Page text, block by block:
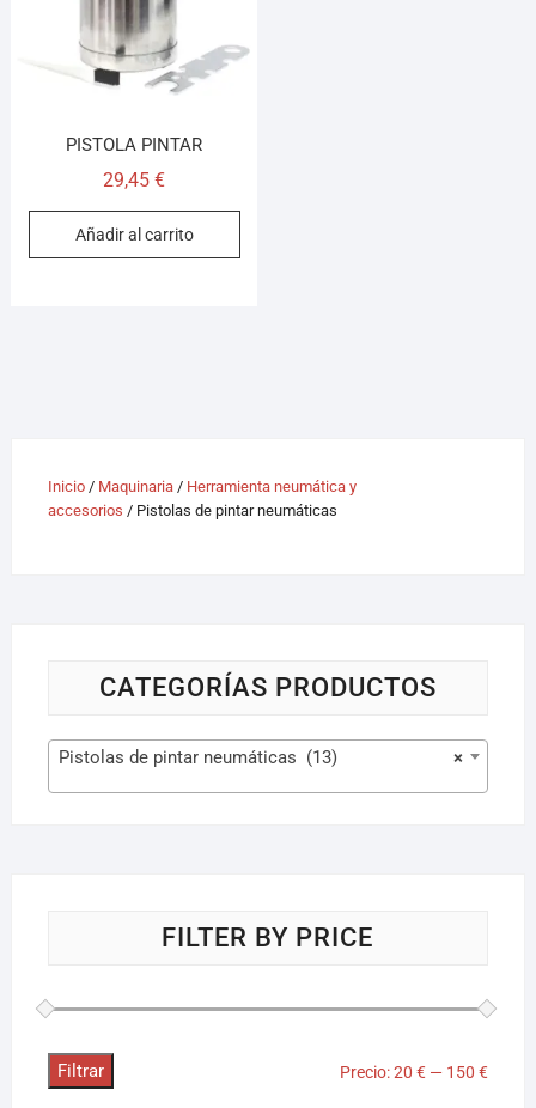
PISTOLA PINTAR
29,45€
Añadir al carrito
Inicio/ Maquinaria/ Herramienta neumática y
accesorios / Pistolas de pintar neumáticas
CATEGORÍAS PRODUCTOS
×
Pistolas de pintar neumáticas (13)
FILTER BY PRICE
Filtrar Precio:20 € — 150 €